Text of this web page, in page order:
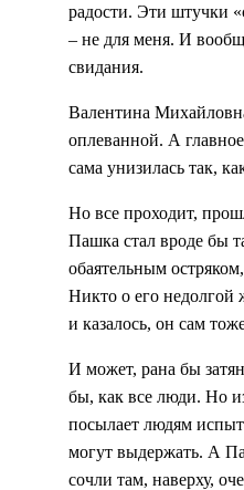
радости. Эти штучки
– не для меня. И
свидания.
Валентина
оплеванной. А
сама унизилась так,
Но все проходит,
Пашка стал вроде бы
обаятельным
Никто о его недолгой
и казалось, он сам
И может, рана бы
бы, как все люди. Но
посылает людям
могут выдержать. А
сочли там, наверху,